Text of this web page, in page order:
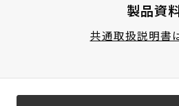
製品資
共通取扱説明書